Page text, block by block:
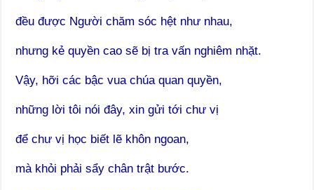
đều được Người chăm sóc hệt như nhau,
nhưng kẻ quyền cao sẽ bị tra vấn nghiêm nhặt.
Vậy, hỡi các bậc vua chúa quan quyền,
những lời tôi nói đây, xin gửi tới chư vị
để chư vị học biết lẽ khôn ngoan,
mà khỏi phải sẩy chân trật bước.